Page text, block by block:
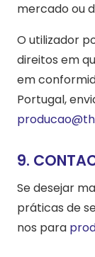
mercado ou
O utilizador
direitos em
em
Portugal,
9.
Se desejar
práticas de
nos para